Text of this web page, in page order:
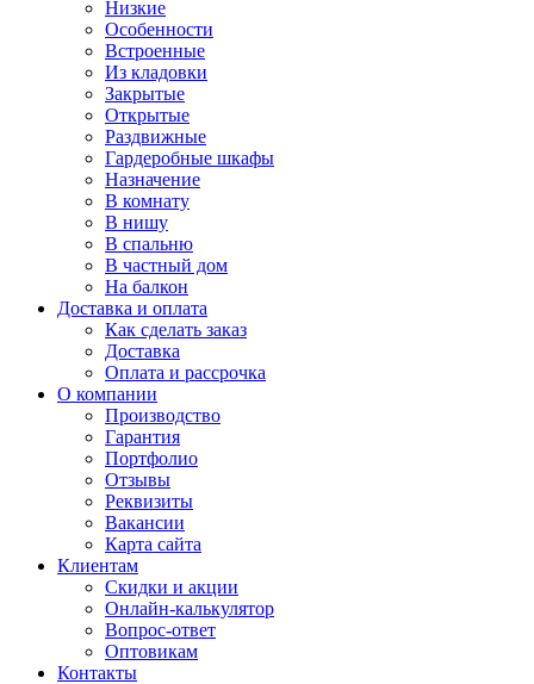
Низкие
Особенности
Встроенные
Из кладовки
Закрытые
Открытые
Раздвижные
Гардеробные шкафы
Назначение
В комнату
В нишу
В спальню
В частный дом
На балкон
Доставка и оплата
Как сделать заказ
Доставка
Оплата и рассрочка
О компании
Производство
Гарантия
Портфолио
Отзывы
Реквизиты
Вакансии
Карта сайта
Клиентам
Скидки и акции
Онлайн-калькулятор
Вопрос-ответ
Оптовикам
Контакты